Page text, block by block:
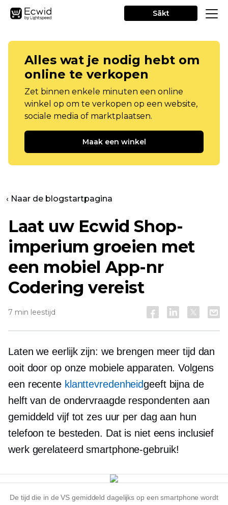
Sākt
Alles wat je nodig hebt om
online te verkopen
Zet binnen enkele minuten een online
winkel op om te verkopen op een website,
sociale media of marktplaatsen.
Maak een winkel
‹ Naar de blogstartpagina
Laat uw Ecwid Shop-
imperium groeien met
een mobiel App-nr
Codering vereist
7 min leestijd
Laten we eerlijk zijn: we brengen meer tijd dan
ooit door op onze mobiele apparaten. Volgens
een recente klanttevredenheidgeeft bijna de
helft van de ondervraagde respondenten aan
gemiddeld vijf tot zes uur per dag aan hun
telefoon te besteden. Dat is niet eens inclusief
werk gerelateerd smartphone-gebruik!
De tijd die in de VS gemiddeld dagelijks op een smartphone wordt